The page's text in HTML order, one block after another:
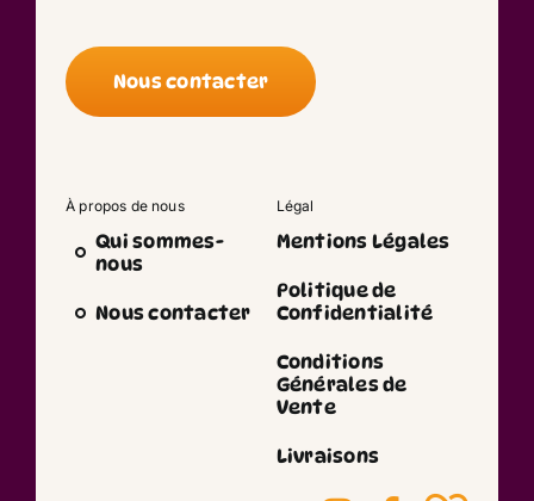
Nous contacter
À propos de nous
Qui sommes-
nous
Nous contacter
Légal
Mentions Légales
Politique de
Confidentialité
Conditions
Générales de
Vente
Livraisons